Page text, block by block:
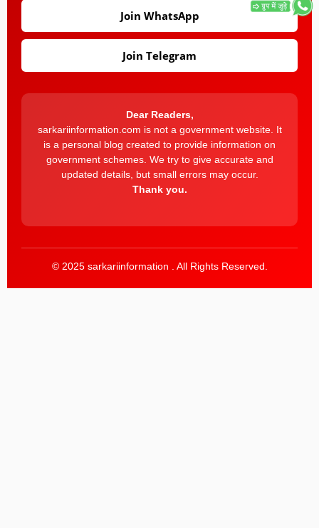
Join WhatsApp
Join Telegram
Dear Readers,
sarkariinformation.com is not a government website. It
is a personal blog created to provide information on
government schemes. We try to give accurate and
updated details, but small errors may occur.
Thank you.
© 2025 sarkariinformation . All Rights Reserved.